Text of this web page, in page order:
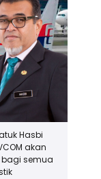
Hasbi
akan
semua